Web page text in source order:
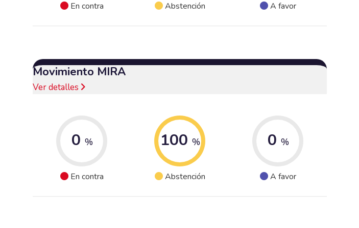
En contra Abstención A favor
Movimiento MIRA
Ver detalles
0 %
En contra
100 %
Abstención
0 %
A favor